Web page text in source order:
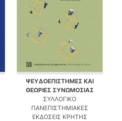
ΨΕΥΔΟΕΠΙΣΤΗΜΕΣ ΚΑΙ
ΘΕΩΡΙΕΣ ΣΥΝΩΜΟΣΙΑΣ
ΣΥΛΛΟΓΙΚΟ
ΠΑΝΕΠΙΣΤΗΜΙΑΚΕΣ
ΕΚΔΟΣΕΙΣ ΚΡΗΤΗΣ